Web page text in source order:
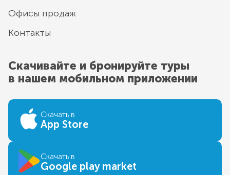
Офисы продаж
Контакты
Скачивайте и бронируйте туры
в нашем мобильном приложении
Скачать в
App Store
Скачать в
Google play market